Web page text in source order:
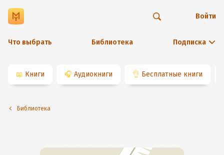
Что выбрать Библиотека Подписка
Войти
📖 Книги 🎧 Аудиокниги 👌 Бесплатные книги
Библиотека